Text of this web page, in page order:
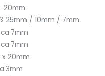
20mm
25mm / 10mm / 7mm
20mm